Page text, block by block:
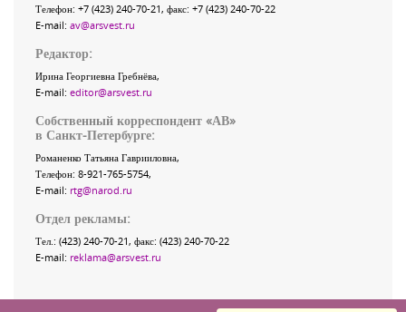
Телефон: +7 (423) 240-70-21, факс: +7 (423) 240-70-22
E-mail: av@arsvest.ru
Редактор:
Ирина Георгиевна Гребнёва,
E-mail: editor@arsvest.ru
Собственный корреспондент «АВ»
в Санкт-Петербурге:
Романенко Татьяна Гаврииловна,
Телефон: 8-921-765-5754,
E-mail: rtg@narod.ru
Отдел рекламы:
Тел.: (423) 240-70-21, факс: (423) 240-70-22
E-mail: reklama@arsvest.ru